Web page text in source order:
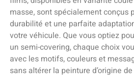
masse, sont spécialement conçus
durabilité et une parfaite
votre véhicule. Que vous optiez
un semi-covering, chaque choix
avec les motifs, couleurs et
sans altérer la peinture d’origine